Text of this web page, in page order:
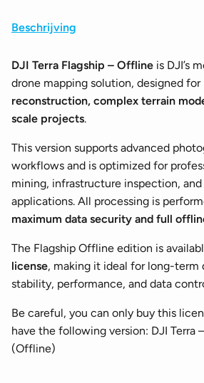
Beschrijving
DJI Terra Flagship – Offline is DJI’s
drone mapping solution, designed for
reconstruction, complex terrain
scale projects.
This version supports advanced
workflows and is optimized for
mining, infrastructure inspection,
applications. All processing is
maximum data security and full
The Flagship Offline edition is
license, making it ideal for long-term
stability, performance, and data
Be careful, you can only buy this
have the following version: DJI Terra
(Offline)